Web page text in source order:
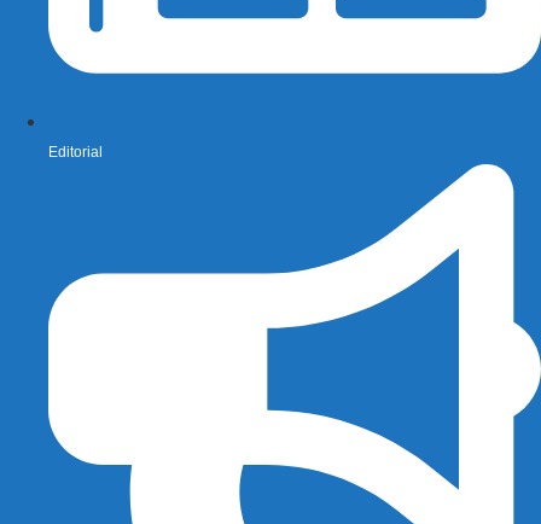
Editorial